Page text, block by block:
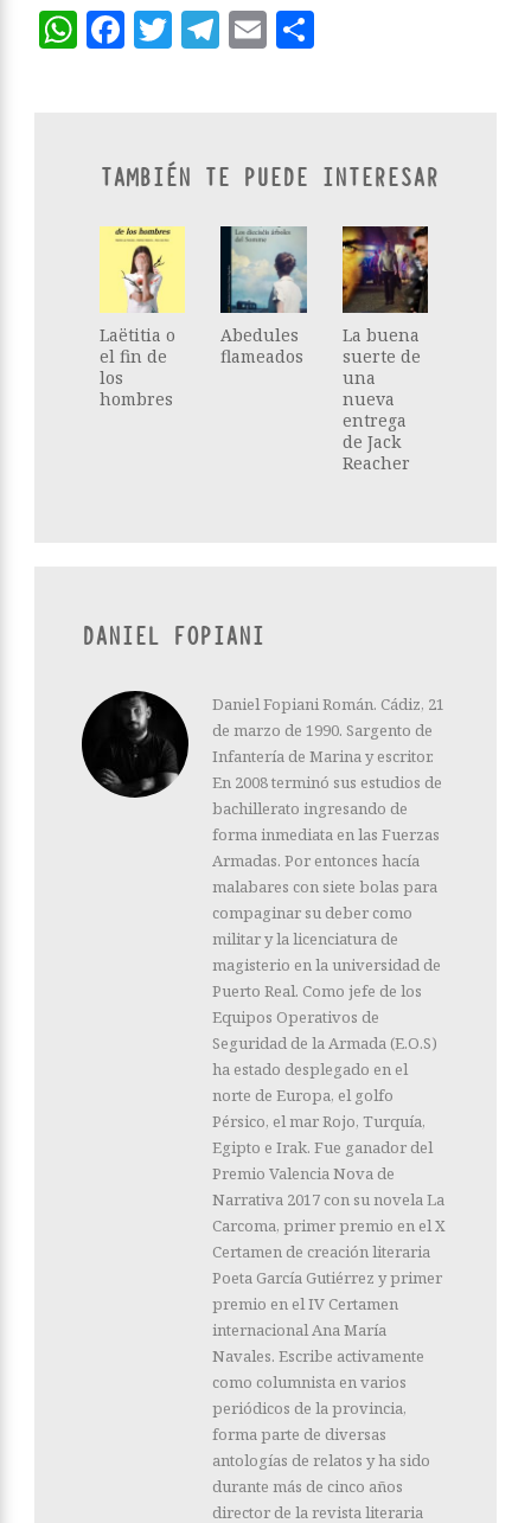
WhatsApp
Facebook
Twitter
Telegram
Email
TAMBIÉN TE PUEDE INTERESAR
Laëtitia o
el fin de
los
hombres
Abedules
flameados
La buena
suerte de
una
nueva
entrega
de Jack
Reacher
DANIEL FOPIANI
Daniel Fopiani Román. Cádiz, 21
de marzo de 1990. Sargento de
Infantería de Marina y escritor.
En 2008 terminó sus estudios de
bachillerato ingresando de
forma inmediata en las Fuerzas
Armadas. Por entonces hacía
malabares con siete bolas para
compaginar su deber como
militar y la licenciatura de
magisterio en la universidad de
Puerto Real. Como jefe de los
Equipos Operativos de
Seguridad de la Armada (E.O.S)
ha estado desplegado en el
norte de Europa, el golfo
Pérsico, el mar Rojo, Turquía,
Egipto e Irak. Fue ganador del
Premio Valencia Nova de
Narrativa 2017 con su novela La
Carcoma, primer premio en el X
Certamen de creación literaria
Poeta García Gutiérrez y primer
premio en el IV Certamen
internacional Ana María
Navales. Escribe activamente
como columnista en varios
periódicos de la provincia,
forma parte de diversas
antologías de relatos y ha sido
durante más de cinco años
director de la revista literaria